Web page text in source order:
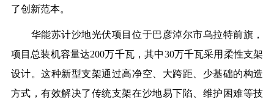
了创新范本。
华能苏计沙地光伏项目位于巴彦淖尔市乌拉特前旗，
项目总装机容量达200万千瓦，其中30万千瓦采用柔性支架
设计。这种新型支架通过高净空、大跨距、少基础的构造
方式，有效解决了传统支架在沙地易下陷、维护困难等技